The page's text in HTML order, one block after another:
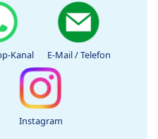
Kanal E-Mail / Telefon
Instagram